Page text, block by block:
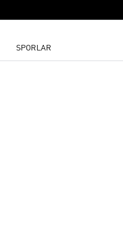
SPORLAR